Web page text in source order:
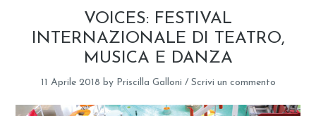
VOICES: FESTIVAL
INTERNAZIONALE DI TEATRO,
MUSICA E DANZA
11 Aprile 2018 by Priscilla Galloni / Scrivi un commento